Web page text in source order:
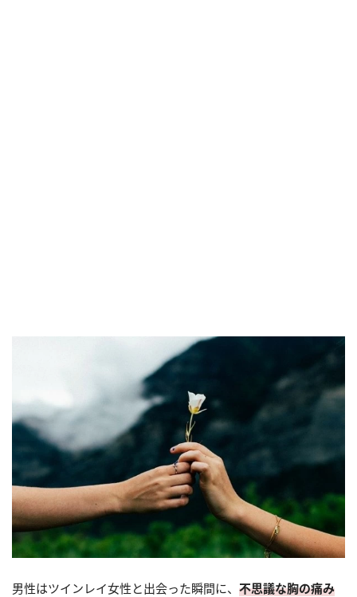
男性はツインレイ女性と出会った瞬間に、 不思議な胸の痛み